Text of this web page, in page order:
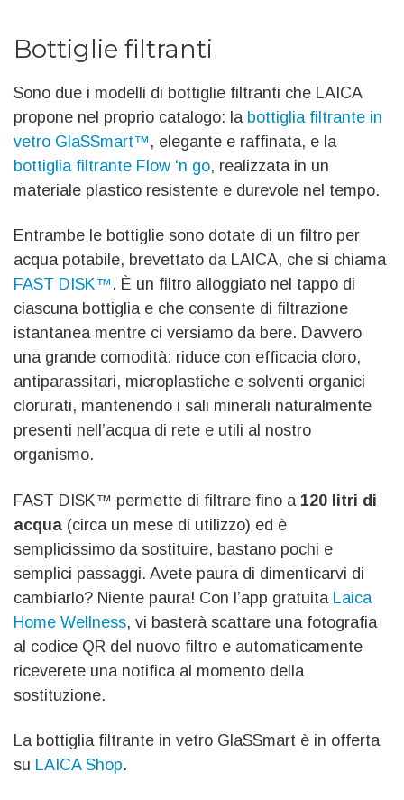
Bottiglie filtranti
Sono due i modelli di bottiglie filtranti che LAICA
propone nel proprio catalogo: la bottiglia filtrante in
vetro GlaSSmart™, elegante e raffinata, e la
bottiglia filtrante Flow ‘n go, realizzata in un
materiale plastico resistente e durevole nel tempo.
Entrambe le bottiglie sono dotate di un filtro per
acqua potabile, brevettato da LAICA, che si chiama
FAST DISK™. È un filtro alloggiato nel tappo di
ciascuna bottiglia e che consente di filtrazione
istantanea mentre ci versiamo da bere. Davvero
una grande comodità: riduce con efficacia cloro,
antiparassitari, microplastiche e solventi organici
clorurati, mantenendo i sali minerali naturalmente
presenti nell’acqua di rete e utili al nostro
organismo.
FAST DISK™ permette di filtrare fino a 120 litri di
acqua (circa un mese di utilizzo) ed è
semplicissimo da sostituire, bastano pochi e
semplici passaggi. Avete paura di dimenticarvi di
cambiarlo? Niente paura! Con l’app gratuita Laica
Home Wellness, vi basterà scattare una fotografia
al codice QR del nuovo filtro e automaticamente
riceverete una notifica al momento della
sostituzione.
La bottiglia filtrante in vetro GlaSSmart è in offerta
su LAICA Shop.